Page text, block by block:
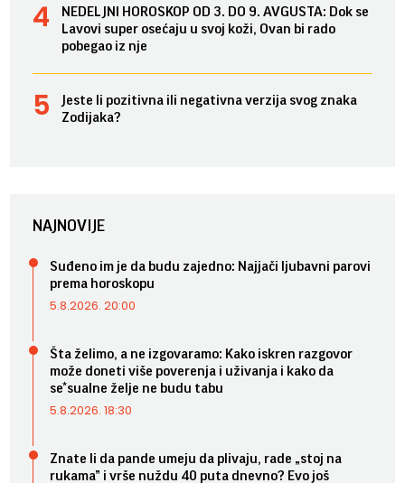
NEDELJNI HOROSKOP OD 3. DO 9. AVGUSTA: Dok se
Lavovi super osećaju u svoj koži, Ovan bi rado
pobegao iz nje
Jeste li pozitivna ili negativna verzija svog znaka
Zodijaka?
NAJNOVIJE
Suđeno im je da budu zajedno: Najjači ljubavni parovi
prema horoskopu
5.8.2026. 20:00
Šta želimo, a ne izgovaramo: Kako iskren razgovor
može doneti više poverenja i uživanja i kako da
se*sualne želje ne budu tabu
5.8.2026. 18:30
Znate li da pande umeju da plivaju, rade „stoj na
rukama” i vrše nuždu 40 puta dnevno? Evo još